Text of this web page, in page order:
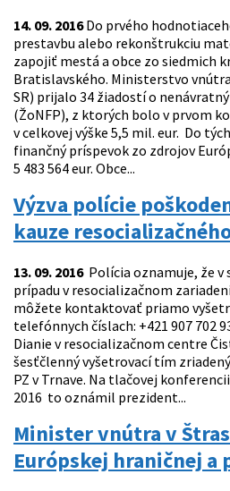
14. 09. 2016Do prvého
prestavbu alebo rekonštrukciu
zapojiť mestá a obce zo siedmich
Bratislavského. Ministerstvo
SR) prijalo 34 žiadostí o
(ŽoNFP), z ktorých bolo v prvom
v celkovej výške 5,5 mil. eur. Do
finančný príspevok zo zdrojov
5 483 564 eur. Obce...
Výzva polície
kauze
13. 09. 2016Polícia oznamuje, že v
prípadu v resocializačnom
môžete kontaktovať priamo
telefónnych číslach: +421 907 702
Dianie v resocializačnom centre
šesťčlenný vyšetrovací tím
PZ v Trnave. Na tlačovej
2016 to oznámil prezident...
Minister vnútra v
Európskej hraničnej a